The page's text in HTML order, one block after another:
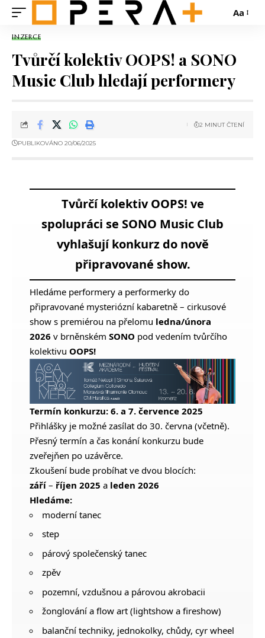
Aa
INZERCE
Tvůrčí kolektiv OOPS! a SONO
Music Club hledají performery
PUBLIKOVÁNO 20/06/2025
2 MINUT ČTENÍ
Tvůrčí kolektiv OOPS! ve
spolupráci se SONO Music Club
vyhlašují konkurz do nově
připravované show.
Hledáme performery a performerky do
připravované mysteriózní kabaretně – cirkusové
show s premiérou na přelomu ledna/února
2026 v brněnském SONO pod vedením tvůrčího
kolektivu OOPS!
Termín konkurzu: 6. a 7. července 2025
Přihlášky je možné zasílat do 30. června (včetně).
Přesný termín a čas konání konkurzu bude
zveřejňen po uzávěrce.
Zkoušení bude probíhat ve dvou blocích:
září – říjen 2025 a leden 2026
Hledáme:
moderní tanec
step
párový společenský tanec
zpěv
pozemní, vzdušnou a párovou akrobacii
žonglování a flow art (lightshow a fireshow)
balanční techniky, jednokolky, chůdy, cyr wheel